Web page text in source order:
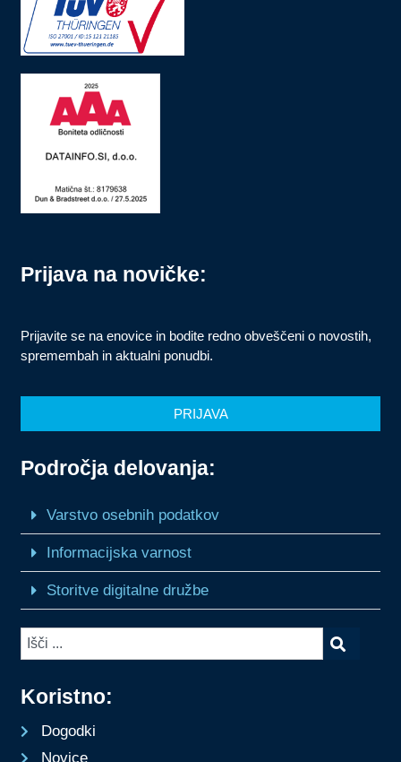
Koristno:
Dogodki
Novice
Področja delovanja:
Varstvo osebnih podatkov
Informacijska varnost
Storitve digitalne družbe
Prijava na novičke:
Prijavite se na enovice in bodite redno obveščeni o novostih,
spremembah in aktualni ponudbi.
PRIJAVA